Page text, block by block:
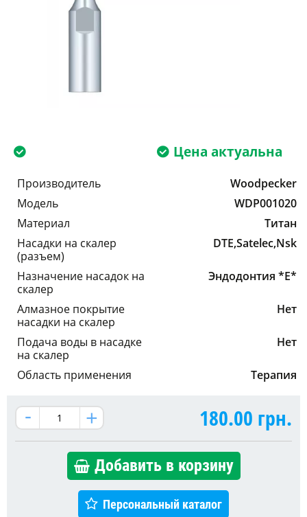
Цена актуальна
Производитель
Woodpecker
Модель
WDP001020
Материал
Титан
Насадки на скалер
(разъем)
DTE,Satelec,Nsk
Назначение насадок на
скалер
Эндодонтия *E*
Алмазное покрытие
насадки на скалер
Нет
Подача воды в насадке
на скалер
Нет
Область применения Терапия
180.00 грн.
Добавить в корзину
Персональный каталог